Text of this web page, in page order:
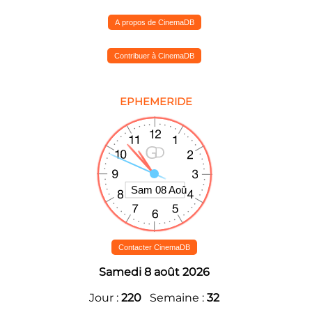
A propos de CinemaDB
Contribuer à CinemaDB
EPHEMERIDE
Contacter CinemaDB
Samedi 8 août 2026
Jour : 220 Semaine : 32